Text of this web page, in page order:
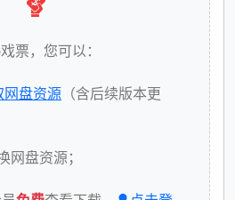
戏票，您可以：
网盘资源 （含后续版本更
网盘资源；